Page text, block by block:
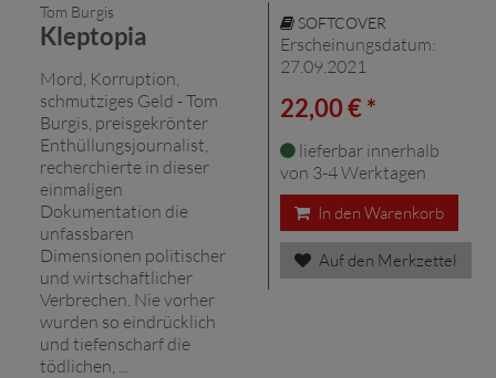
Tom Burgis
Kleptopia
Mord, Korruption,
schmutziges Geld - Tom
Burgis, preisgekrönter
Enthüllungsjournalist,
recherchierte in dieser
einmaligen
Dokumentation die
unfassbaren
Dimensionen politischer
und wirtschaftlicher
Verbrechen. Nie vorher
wurden so eindrücklich
und tiefenscharf die
tödlichen, ...
SOFTCOVER
Erscheinungsdatum:
27.09.2021
22,00 € *
lieferbar innerhalb
von 3-4 Werktagen
In den Warenkorb
Auf den Merkzettel